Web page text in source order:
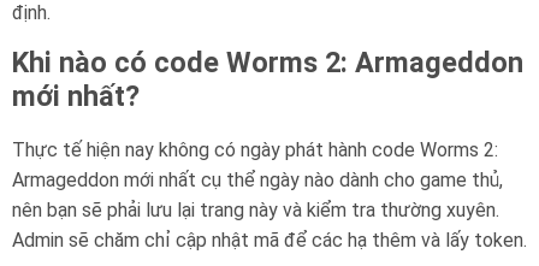
định.
Khi nào có code Worms 2: Armageddon
mới nhất?
Thực tế hiện nay không có ngày phát hành code Worms 2:
Armageddon mới nhất cụ thể ngày nào dành cho game thủ,
nên bạn sẽ phải lưu lại trang này và kiểm tra thường xuyên.
Admin sẽ chăm chỉ cập nhật mã để các hạ thêm và lấy token.